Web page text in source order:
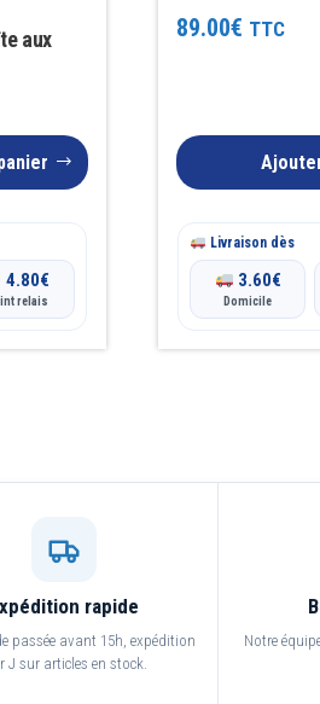
aux
4.80€
relais
89.00€ TTC
Livraison dès
3.60€
Domicile
rapide
passée avant 15h, expédition
J sur articles en stock.
Notre